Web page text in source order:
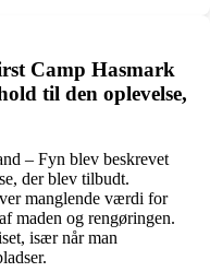
Camp Hasmark
til den oplevelse,
– Fyn blev beskrevet
der blev tilbudt.
manglende værdi for
maden og rengøringen.
især når man